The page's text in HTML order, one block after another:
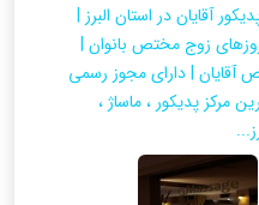
آقایان در استان البرز |
زوج مختص بانوان |
آقایان | دارای مجوز رسمی
مرکز پدیکور ، ماساژ ،